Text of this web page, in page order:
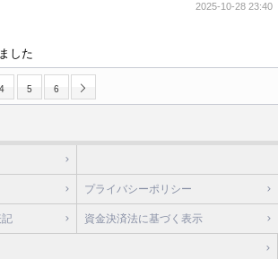
2025-10-28 23:40
した
4 5 6
プライバシーポリシー
資金決済法に基づく表示